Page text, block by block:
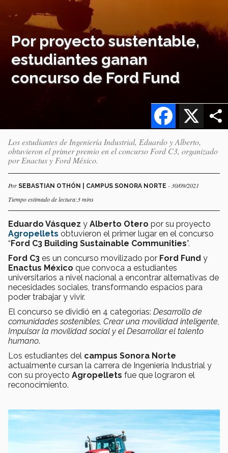
Por proyecto sustentable,
estudiantes ganan
concurso de Ford Fund
X
Facebook
Los estudiantes de Ingeniería Industrial, Eduardo y Alberto,
obtuvieron el primer premio en el concurso Ford C3, organizado
por Enactus y Ford México.
Por SEBASTIAN OTHÓN | CAMPUS SONORA NORTE - 30/09/2021
Tiempo estimado de lectura:3 mins
Eduardo Vásquez y Alberto Otero por su proyecto
Agropellets obtuvieron el primer lugar en el concurso
“Ford C3 Building Sustainable Communities”.
Ford C3 es un concurso movilizado por Ford Fund y
Enactus México que convoca a estudiantes
universitarios a nivel nacional a encontrar alternativas de
necesidades sociales, transformando espacios para
poder trabajar y vivir.
El concurso se dividió en 4 categorías: Desarrollo de
comunidades sostenibles, Crear una movilidad inteligente,
Impulsar la movilidad social y el Desarrollar el talento
humano.
Los estudiantes del campus Sonora Norte
actualmente cursan la carrera de Ingeniería Industrial y
con su proyecto Agropellets fue que lograron el
reconocimiento.